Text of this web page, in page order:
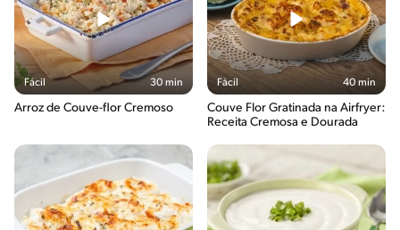
Fácil 30 min
Arroz de Couve-flor Cremoso
Fácil 40 min
Couve Flor Gratinada na Airfryer:
Receita Cremosa e Dourada